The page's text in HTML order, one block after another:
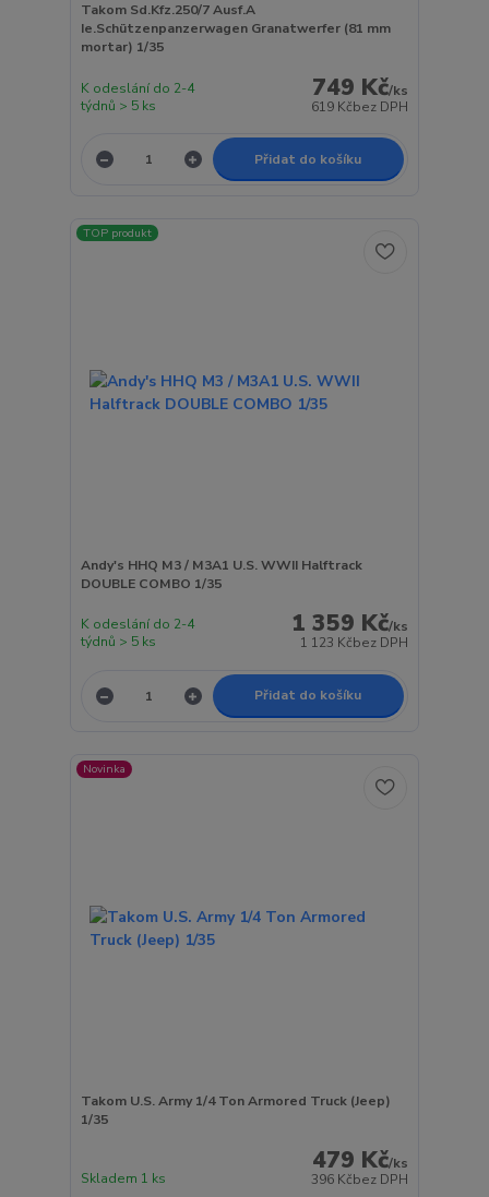
Takom Sd.Kfz.250/7 Ausf.A
Ie.Schützenpanzerwagen Granatwerfer (81 mm
mortar) 1/35
749 Kč/ks
619 Kčbez DPH
K odeslání do 2-4
týdnů > 5 ks
Přidat do košíku
TOP produkt
Andy's HHQ M3 / M3A1 U.S. WWII Halftrack
DOUBLE COMBO 1/35
1 359 Kč/ks
1 123 Kčbez DPH
K odeslání do 2-4
týdnů > 5 ks
Přidat do košíku
Novinka
Takom U.S. Army 1/4 Ton Armored Truck (Jeep)
1/35
479 Kč/ks
396 Kčbez DPH
Skladem 1 ks